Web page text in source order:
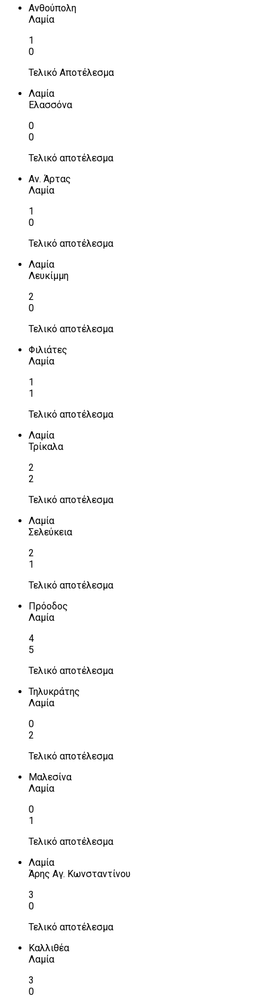
Ανθούπολη
Λαμία
1
0
Τελικό Αποτέλεσμα
Λαμία
Ελασσόνα
0
0
Τελικό αποτέλεσμα
Αν. Άρτας
Λαμία
1
0
Τελικό αποτέλεσμα
Λαμία
Λευκίμμη
2
0
Τελικό αποτέλεσμα
Φιλιάτες
Λαμία
1
1
Τελικό αποτέλεσμα
Λαμία
Τρίκαλα
2
2
Τελικό αποτέλεσμα
Λαμία
Σελεύκεια
2
1
Τελικό αποτέλεσμα
Πρόοδος
Λαμία
4
5
Τελικό αποτέλεσμα
Τηλυκράτης
Λαμία
0
2
Τελικό αποτέλεσμα
Μαλεσίνα
Λαμία
0
1
Τελικό αποτέλεσμα
Λαμία
Άρης Αγ. Κωνσταντίνου
3
0
Τελικό αποτέλεσμα
Καλλιθέα
Λαμία
3
0